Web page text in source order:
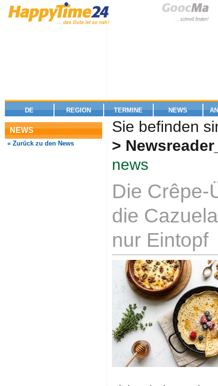
DE REGION TERMINE NEWS
NEWS
« Zurück zu den News
Sie befinden
>
news
Die Crêpe-
die
nur Eintopf